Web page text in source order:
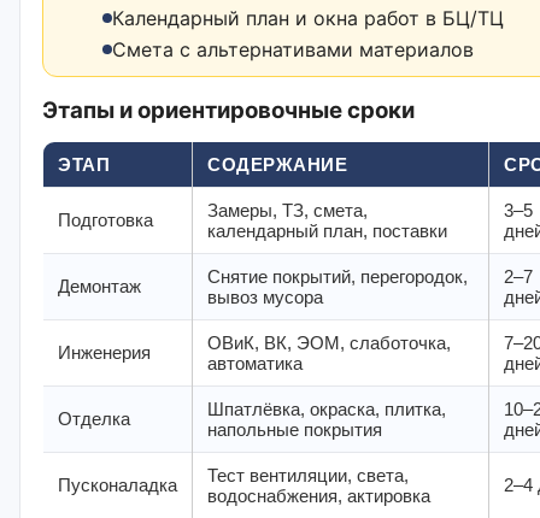
Календарный план и окна работ в БЦ/ТЦ
Смета с альтернативами материалов
Этапы и ориентировочные сроки
ЭТАП СОДЕРЖАНИЕ
Подготовка
Замеры, ТЗ, смета,
календарный план, поставки
3–5
Демонтаж
Снятие покрытий, перегородок,
вывоз мусора
2–7
Инженерия
ОВиК, ВК, ЭОМ, слаботочка,
автоматика
Отделка
Шпатлёвка, окраска, плитка,
напольные покрытия
Пусконаладка
Тест вентиляции, света,
водоснабжения, актировка
2–4